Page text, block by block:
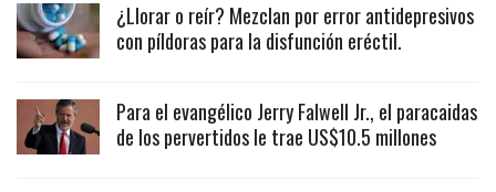
¿Llorar o reír? Mezclan por error antidepresivos
con píldoras para la disfunción eréctil.
Para el evangélico Jerry Falwell Jr., el paracaidas
de los pervertidos le trae US$10.5 millones